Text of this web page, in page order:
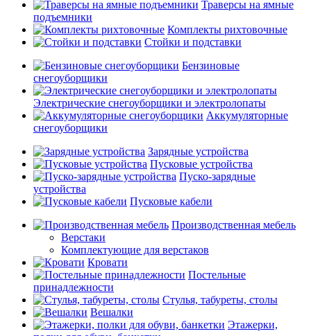
Траверсы на ямные
подъемники
Комплекты рихтовочные
Стойки и подставки
Бензиновые
снегоуборщики
Электрические снегоуборщики и электролопаты
Аккумуляторные
снегоуборщики
Зарядные устройства
Пусковые устройства
Пуско-зарядные
устройства
Пусковые кабели
Производственная мебель
Верстаки
Комплектующие для верстаков
Кровати
Постельные
принадлежности
Стулья, табуреты, столы
Вешалки
Этажерки,